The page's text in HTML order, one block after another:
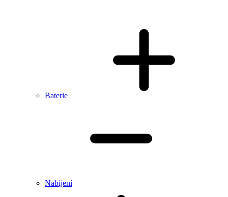
Baterie
Nabíjení